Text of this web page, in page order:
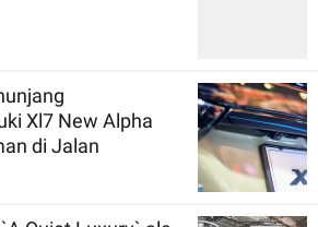
Xl7 New Alpha
di Jalan